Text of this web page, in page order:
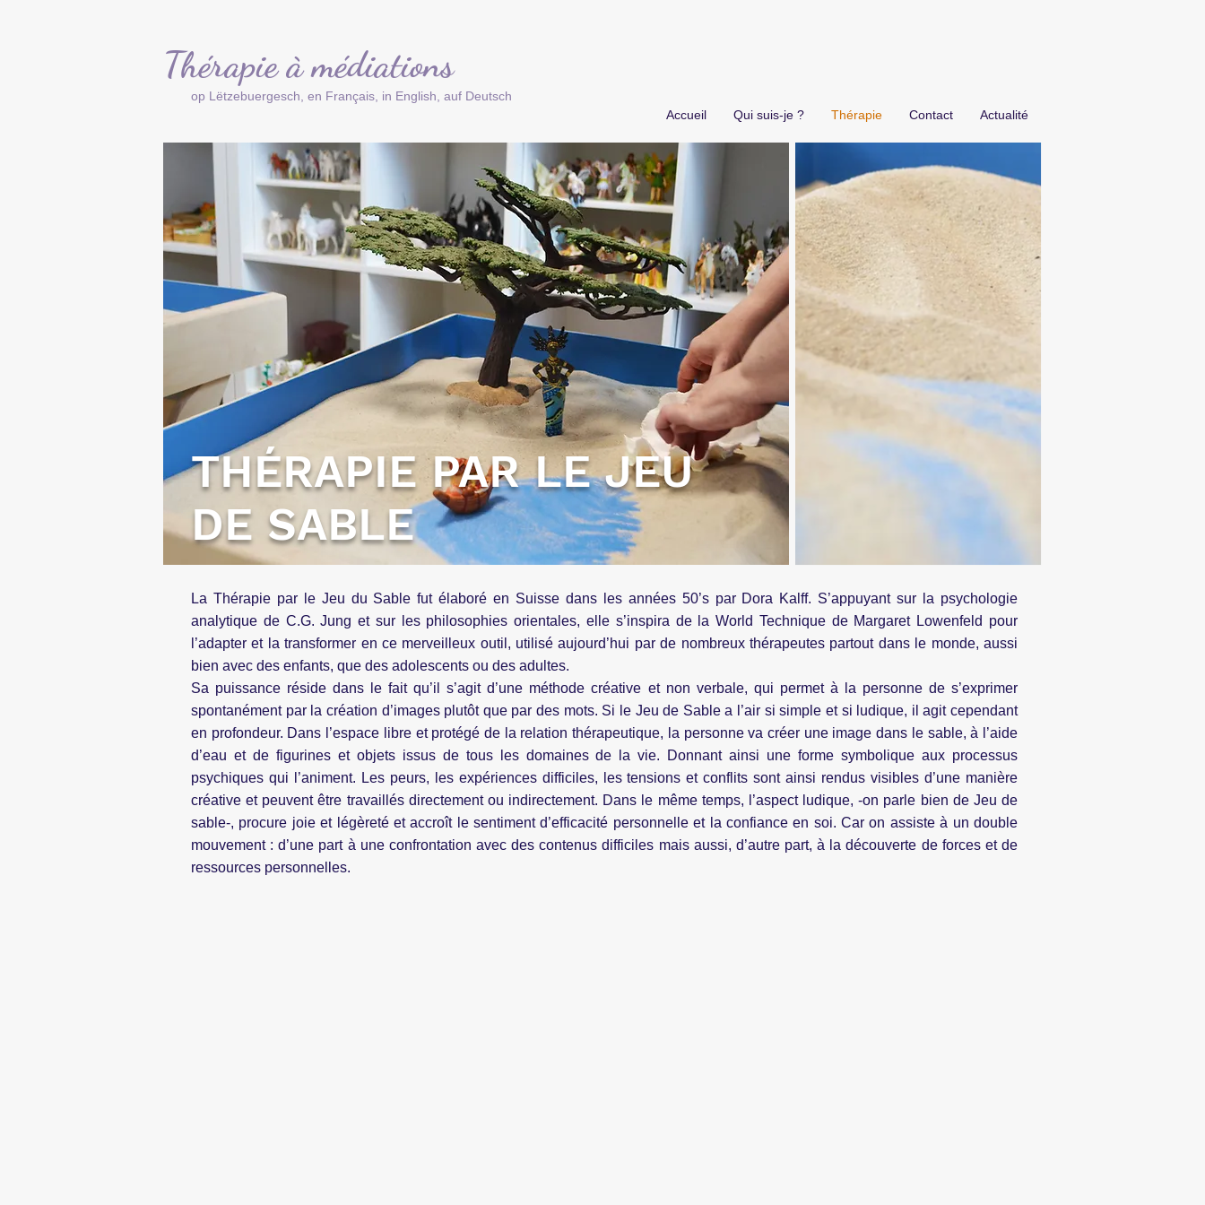
Thérapie à médiations
op Lëtzebuergesch, en Français, in English, auf Deutsch
Accueil
Qui suis-je ? Thérapie Contact Actualité
THÉRAPIE PAR LE JEU
DE SABLE
La Thérapie par le Jeu du Sable fut élaboré en Suisse dans les années 50’s par Dora Kalff. S’appuyant sur la psychologie
analytique de C.G. Jung et sur les philosophies orientales, elle s’inspira de la World Technique de Margaret Lowenfeld pour
l’adapter et la transformer en ce merveilleux outil, utilisé aujourd’hui par de nombreux thérapeutes partout dans le monde, aussi
bien avec des enfants, que des adolescents ou des adultes.
Sa puissance réside dans le fait qu’il s’agit d’une méthode créative et non verbale, qui permet à la personne de s’exprimer
spontanément par la création d’images plutôt que par des mots. Si le Jeu de Sable a l’air si simple et si ludique, il agit cependant
en profondeur. Dans l’espace libre et protégé de la relation thérapeutique, la personne va créer une image dans le sable, à l’aide
d’eau et de figurines et objets issus de tous les domaines de la vie. Donnant ainsi une forme symbolique aux processus
psychiques qui l’animent. Les peurs, les expériences difficiles, les tensions et conflits sont ainsi rendus visibles d’une manière
créative et peuvent être travaillés directement ou indirectement. Dans le même temps, l’aspect ludique, -on parle bien de Jeu de
sable-, procure joie et légèreté et accroît le sentiment d’efficacité personnelle et la confiance en soi. Car on assiste à un double
mouvement : d’une part à une confrontation avec des contenus difficiles mais aussi, d’autre part, à la découverte de forces et de
ressources personnelles.